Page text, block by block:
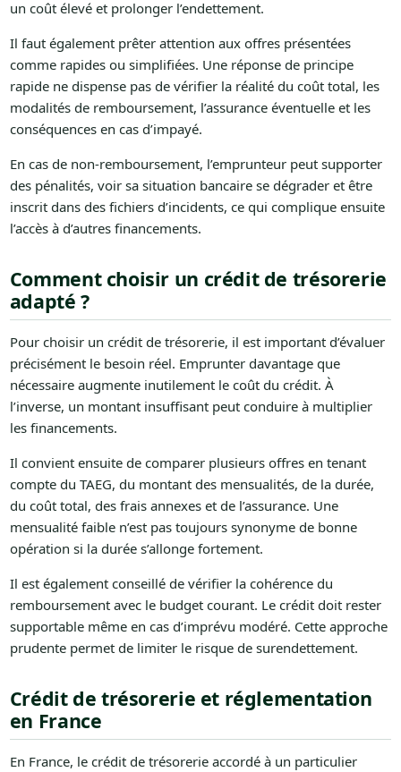
un coût élevé et prolonger l’endettement.
Il faut également prêter attention aux offres présentées
comme rapides ou simplifiées. Une réponse de principe
rapide ne dispense pas de vérifier la réalité du coût total, les
modalités de remboursement, l’assurance éventuelle et les
conséquences en cas d’impayé.
En cas de non-remboursement, l’emprunteur peut supporter
des pénalités, voir sa situation bancaire se dégrader et être
inscrit dans des fichiers d’incidents, ce qui complique ensuite
l’accès à d’autres financements.
Comment choisir un crédit de trésorerie
adapté ?
Pour choisir un crédit de trésorerie, il est important d’évaluer
précisément le besoin réel. Emprunter davantage que
nécessaire augmente inutilement le coût du crédit. À
l’inverse, un montant insuffisant peut conduire à multiplier
les financements.
Il convient ensuite de comparer plusieurs offres en tenant
compte du TAEG, du montant des mensualités, de la durée,
du coût total, des frais annexes et de l’assurance. Une
mensualité faible n’est pas toujours synonyme de bonne
opération si la durée s’allonge fortement.
Il est également conseillé de vérifier la cohérence du
remboursement avec le budget courant. Le crédit doit rester
supportable même en cas d’imprévu modéré. Cette approche
prudente permet de limiter le risque de surendettement.
Crédit de trésorerie et réglementation
en France
En France, le crédit de trésorerie accordé à un particulier